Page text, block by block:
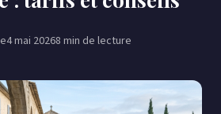
4 mai 20268 min de lecture